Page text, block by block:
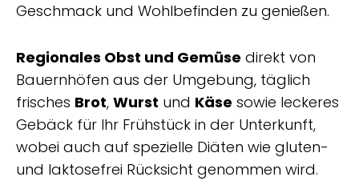
Geschmack und Wohlbefinden zu genießen.
Regionales Obst und Gemüse direkt von
Bauernhöfen aus der Umgebung, täglich
frisches Brot, Wurst und Käse sowie leckeres
Gebäck für Ihr Frühstück in der Unterkunft,
wobei auch auf spezielle Diäten wie gluten-
und laktosefrei Rücksicht genommen wird.